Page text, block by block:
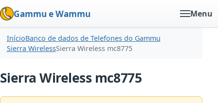
Gammu e Wammu Menu
InícioBanco de dados de Telefones do Gammu
Sierra WirelessSierra Wireless mc8775
Sierra Wireless mc8775